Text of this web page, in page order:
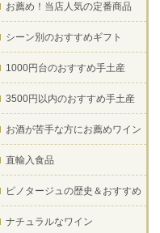
お薦め！当店人気の定番商品
シーン別のおすすめギフト
1000円台のおすすめ手土産
3500円以内のおすすめ手土産
お酒が苦手な方にお薦めワイン
直輸入食品
ピノタージュの歴史＆おすすめ
ナチュラルなワイン